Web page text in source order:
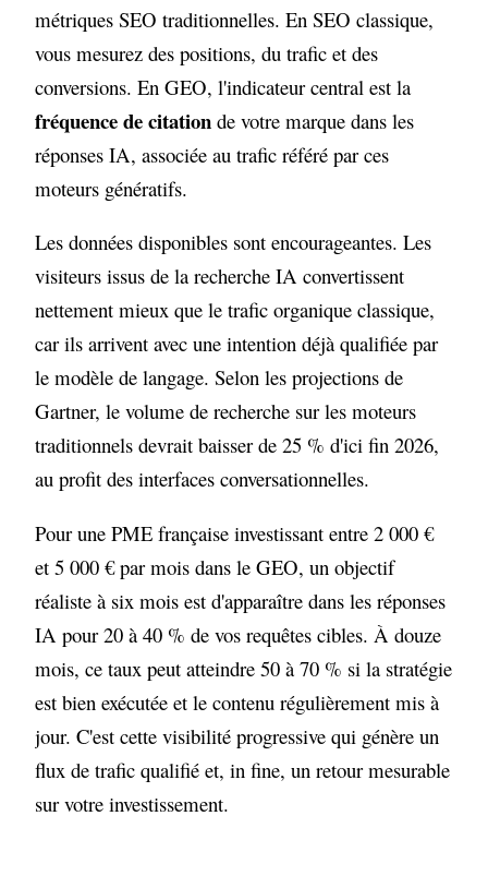
métriques SEO traditionnelles. En SEO classique,
vous mesurez des positions, du trafic et des
conversions. En GEO, l'indicateur central est la
fréquence de citation de votre marque dans les
réponses IA, associée au trafic référé par ces
moteurs génératifs.
Les données disponibles sont encourageantes. Les
visiteurs issus de la recherche IA convertissent
nettement mieux que le trafic organique classique,
car ils arrivent avec une intention déjà qualifiée par
le modèle de langage. Selon les projections de
Gartner, le volume de recherche sur les moteurs
traditionnels devrait baisser de 25 % d'ici fin 2026,
au profit des interfaces conversationnelles.
Pour une PME française investissant entre 2 000 €
et 5 000 € par mois dans le GEO, un objectif
réaliste à six mois est d'apparaître dans les réponses
IA pour 20 à 40 % de vos requêtes cibles. À douze
mois, ce taux peut atteindre 50 à 70 % si la stratégie
est bien exécutée et le contenu régulièrement mis à
jour. C'est cette visibilité progressive qui génère un
flux de trafic qualifié et, in fine, un retour mesurable
sur votre investissement.